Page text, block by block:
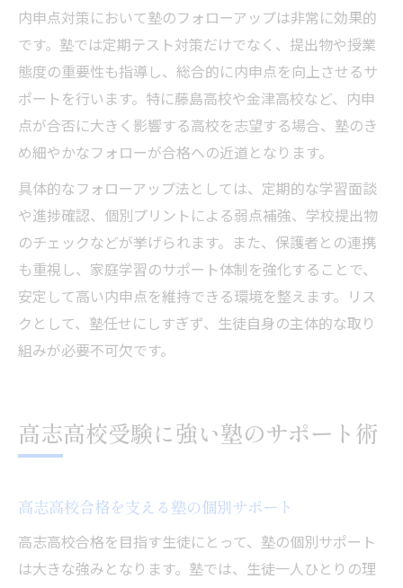
内申点対策において塾のフォローアップは非常に効果的
です。塾では定期テスト対策だけでなく、提出物や授業
態度の重要性も指導し、総合的に内申点を向上させるサ
ポートを行います。特に藤島高校や金津高校など、内申
点が合否に大きく影響する高校を志望する場合、塾のき
め細やかなフォローが合格への近道となります。
具体的なフォローアップ法としては、定期的な学習面談
や進捗確認、個別プリントによる弱点補強、学校提出物
のチェックなどが挙げられます。また、保護者との連携
も重視し、家庭学習のサポート体制を強化することで、
安定して高い内申点を維持できる環境を整えます。リス
クとして、塾任せにしすぎず、生徒自身の主体的な取り
組みが必要不可欠です。
高志高校受験に強い塾のサポート術
高志高校合格を支える塾の個別サポート
高志高校合格を目指す生徒にとって、塾の個別サポート
は大きな強みとなります。塾では、生徒一人ひとりの理